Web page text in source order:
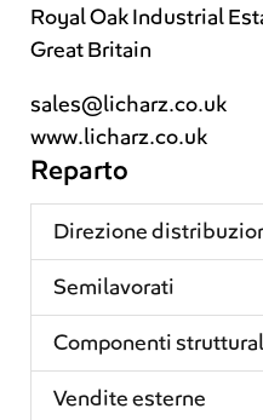
Royal Oak Industrial
Great Britain
sales@licharz.co.uk
www.licharz.co.uk
Reparto
Direzione
Semilavorati
Componenti
Vendite esterne